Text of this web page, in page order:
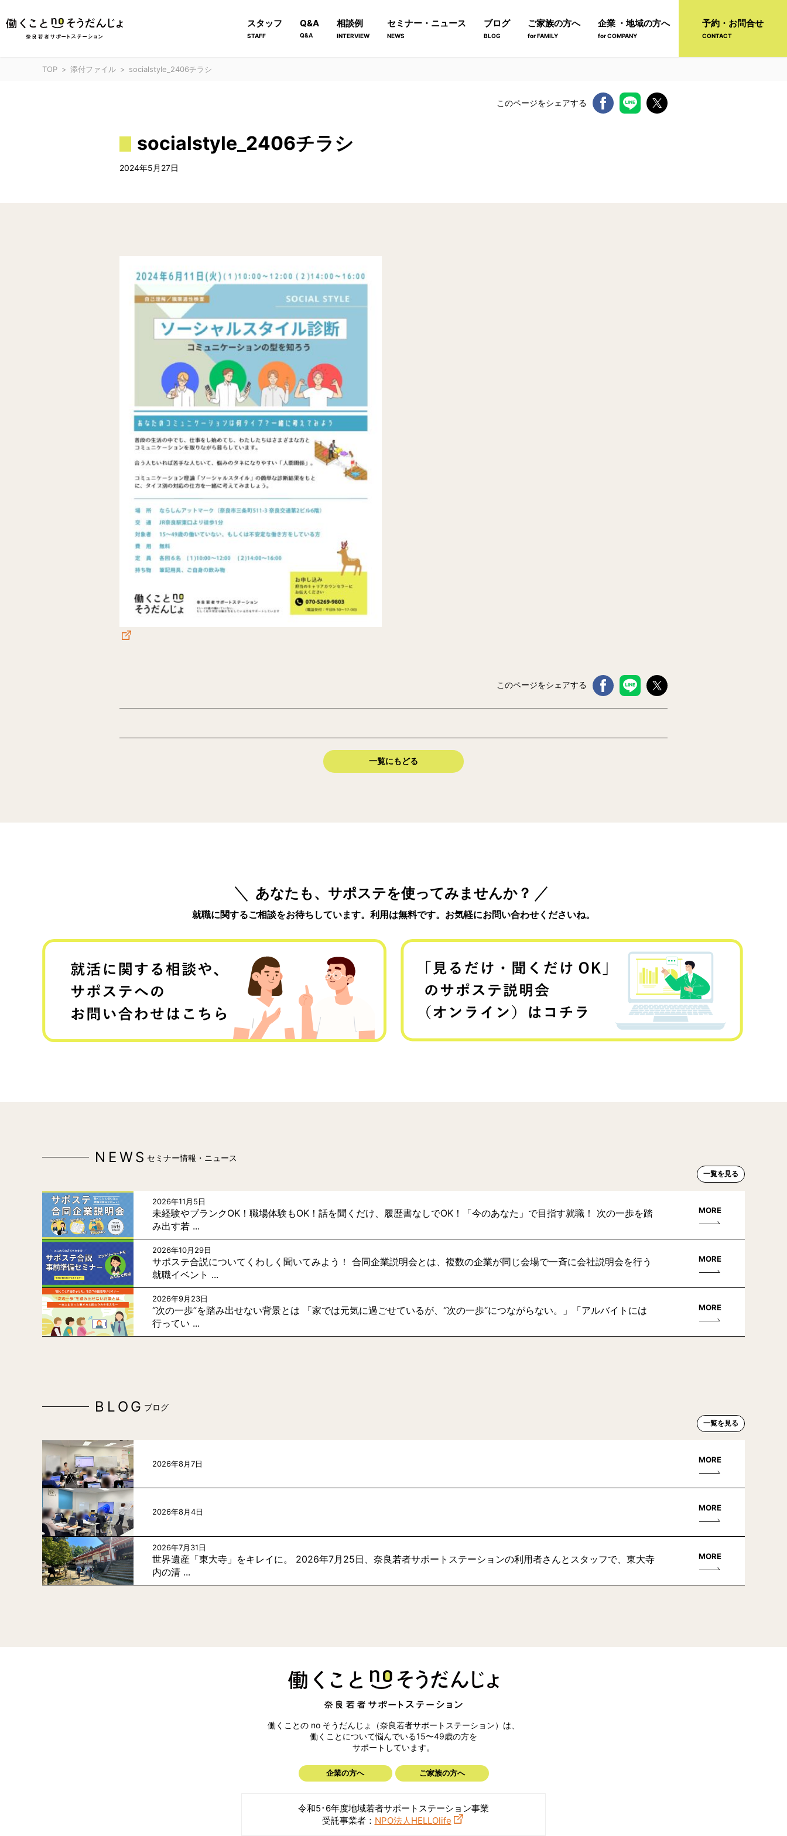
スタッフ
STAFF
Q&A
Q&A
相談例
INTERVIEW
セミナー・ニュース
NEWS
ブログ
BLOG
ご家族の方へ
for FAMILY
企業 ・地域の方へ
for COMPANY
予約・お問合せ
CONTACT
TOP 添付ファイル socialstyle_2406チラシ
このページをシェアする
socialstyle_2406チラシ
2024年5月27日
このページをシェアする
一覧にもどる
あなたも、サポステを使ってみませんか？
就職に関するご相談をお待ちしています。利用は無料です。お気軽にお問い合わせくださいね。
NEWS セミナー情報・ニュース
一覧を見る
2026年11月5日
未経験やブランクOK！職場体験もOK！話を聞くだけ、履歴書なしでOK！「今のあなた」で目指す就職！ 次の一歩を踏
み出す若 ...
MORE
2026年10月29日
サポステ合説についてくわしく聞いてみよう！ 合同企業説明会とは、複数の企業が同じ会場で一斉に会社説明会を行う
就職イベント ...
MORE
2026年9月23日
“次の一歩”を踏み出せない背景とは 「家では元気に過ごせているが、“次の一歩“につながらない。」「アルバイトには
行ってい ...
MORE
BLOG ブログ
一覧を見る
2026年8月7日 MORE
2026年8月4日 MORE
2026年7月31日
世界遺産「東大寺」をキレイに。 2026年7月25日、奈良若者サポートステーションの利用者さんとスタッフで、東大寺
内の清 ...
MORE
働くことの no そうだんじょ（奈良若者サポートステーション）は、
働くことについて悩んでいる15〜49歳の方を
サポートしています。
企業の方へ ご家族の方へ
令和5･6年度地域若者サポートステーション事業
受託事業者： NPO法人HELLOlife